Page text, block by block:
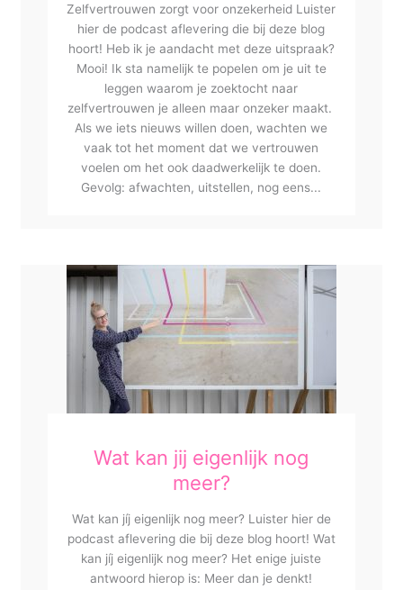
Zelfvertrouwen zorgt voor onzekerheid Luister
hier de podcast aflevering die bij deze blog
hoort! Heb ik je aandacht met deze uitspraak?
Mooi! Ik sta namelijk te popelen om je uit te
leggen waarom je zoektocht naar
zelfvertrouwen je alleen maar onzeker maakt.
Als we iets nieuws willen doen, wachten we
vaak tot het moment dat we vertrouwen
voelen om het ook daadwerkelijk te doen.
Gevolg: afwachten, uitstellen, nog eens...
Wat kan jij eigenlijk nog
meer?
Wat kan jíj eigenlijk nog meer? Luister hier de
podcast aflevering die bij deze blog hoort! Wat
kan jíj eigenlijk nog meer? Het enige juiste
antwoord hierop is: Meer dan je denkt!